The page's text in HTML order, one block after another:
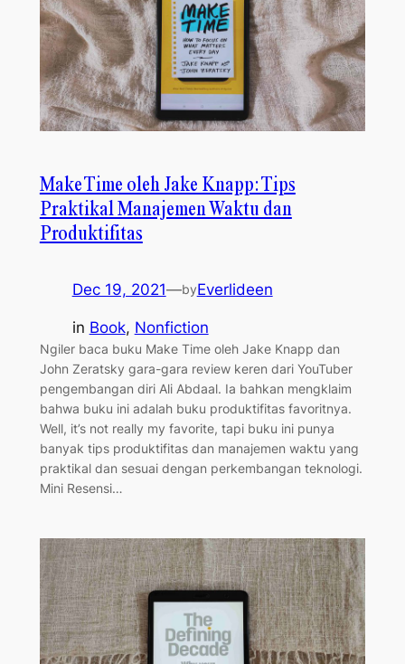
Make Time oleh Jake Knapp: Tips
Praktikal Manajemen Waktu dan
Produktifitas
Dec 19, 2021—byEverlideen
in Book, Nonfiction
Ngiler baca buku Make Time oleh Jake Knapp dan
John Zeratsky gara-gara review keren dari YouTuber
pengembangan diri Ali Abdaal. Ia bahkan mengklaim
bahwa buku ini adalah buku produktifitas favoritnya.
Well, it’s not really my favorite, tapi buku ini punya
banyak tips produktifitas dan manajemen waktu yang
praktikal dan sesuai dengan perkembangan teknologi.
Mini Resensi…